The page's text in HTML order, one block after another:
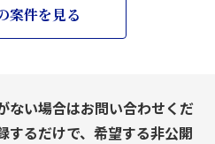
案件を見る
ない場合はお問い合わせくだ
するだけで、希望する非公開